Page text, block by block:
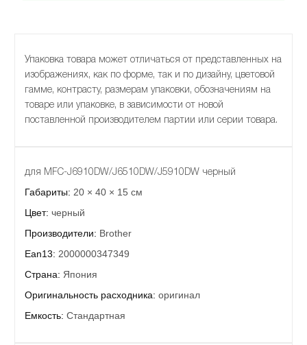
Упаковка товара может отличаться от представленных на
изображениях, как по форме, так и по дизайну, цветовой
гамме, контрасту, размерам упаковки, обозначениям на
товаре или упаковке, в зависимости от новой
поставленной производителем партии или серии товара.
для MFC-J6910DW/J6510DW/J5910DW черный
Габариты: 20 × 40 × 15 см
Цвет: черный
Производители: Brother
Ean13: 2000000347349
Страна: Япония
Оригинальность расходника: оригинал
Емкость: Стандартная